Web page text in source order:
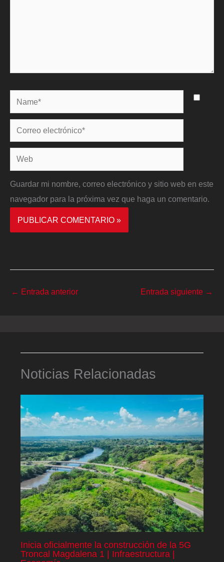
Name*
Correo
electrónico*
Web
Guardar mi nombre, correo electrónico y sitio web en este
navegador para la próxima vez que haga un comentario.
← Entrada anterior Entrada siguiente →
Noticias Relacionadas
Inicia oficialmente la construcción de la 5G
Troncal Magdalena 1 | Infraestructura |